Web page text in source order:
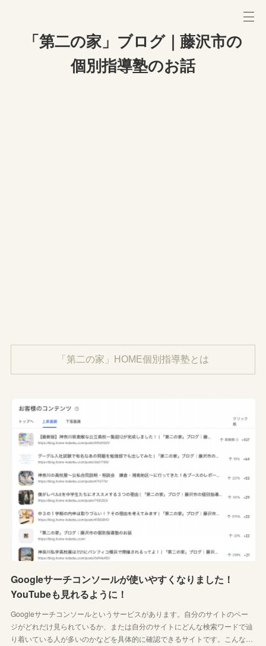
「第二の家」ブログ｜藤沢市の
個別指導塾のお話
「第二の家」HOME個別指導塾とは
Googleサーチコンソールが使いやすくなりました！
YouTubeも見れるように！
Googleサーチコンソールというサービスがあります。自分のサイトのペー
ジがどれだけ見られているか、または自分のサイトにどんな検索ワードで辿
り着いている人が多いのかなどを具体的に確認できるサイトです。こんな…